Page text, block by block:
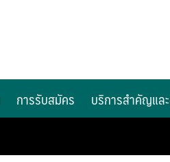
การรับสมัคร บริการสำคัญแล